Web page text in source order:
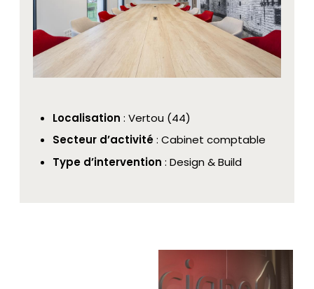
Localisation : Vertou (44)
Secteur d’activité: Cabinet comptable
Type d’intervention : Design & Build